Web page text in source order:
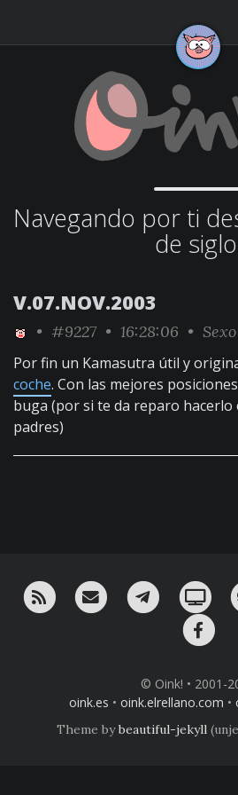
Navegando por ti
de
V.07.NOV.2003
• #9227 • 16:28:06 • Sexo
Por fin un Kamasutra útil y
coche. Con las mejores
buga (por si te da reparo hacerlo
padres)
RSS ¡Mándame un email!
¡Nuestro
© Oink! • 2001-
oink.es • oink.elrellano.com •
Theme bybeautiful-jekyll